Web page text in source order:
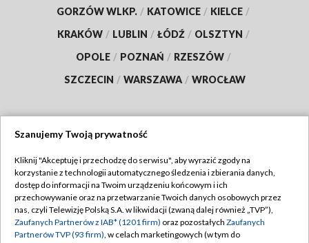
GORZÓW WLKP. / KATOWICE / KIELCE /
KRAKÓW / LUBLIN / ŁÓDŹ / OLSZTYN /
OPOLE / POZNAŃ / RZESZÓW /
SZCZECIN / WARSZAWA / WROCŁAW
TVP
Abonament TVP
Emisja w TVP
Regulamin TVP
Polityka prywatności
Szanujemy Twoją prywatność
Kliknij "Akceptuję i przechodzę do serwisu", aby wyrazić zgody na
korzystanie z technologii automatycznego śledzenia i zbierania danych,
dostęp do informacji na Twoim urządzeniu końcowym i ich
przechowywanie oraz na przetwarzanie Twoich danych osobowych przez
nas, czyli Telewizję Polską S.A. w likwidacji (zwaną dalej również „TVP”),
Zaufanych Partnerów z IAB* (1201 firm) oraz pozostałych Zaufanych
Partnerów TVP (93 firm), w celach marketingowych (w tym do